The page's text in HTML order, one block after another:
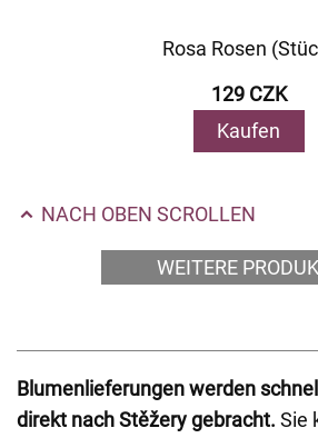
Rosa Rosen
129 CZK
Kaufen
NACH OBEN SCROLLEN
WEITERE
Blumenlieferungen werden
direkt nach Stěžery gebracht. Sie